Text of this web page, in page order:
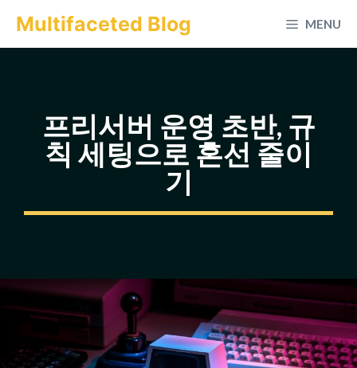
Multifaceted Blog MENU
프리서버 운영 초반, 규
칙 세팅으로 혼선 줄이
기